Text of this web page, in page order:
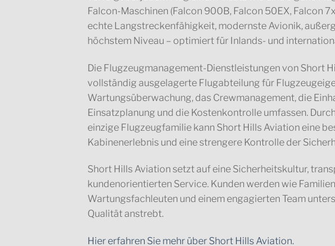
Falcon-Maschinen (Falcon 900B, Falcon 50EX, Falcon
echte Langstreckenfähigkeit, modernste Avionik,
höchstem Niveau – optimiert für Inlands- und
Die Flugzeugmanagement-Dienstleistungen von Short
vollständig ausgelagerte Flugabteilung für
Wartungsüberwachung, das Crewmanagement, die
Einsatzplanung und die Kostenkontrolle umfassen.
einzige Flugzeugfamilie kann Short Hills Aviation eine
Kabinenerlebnis und eine strengere Kontrolle der
Short Hills Aviation setzt auf eine Sicherheitskultur,
kundenorientierten Service. Kunden werden wie
Wartungsfachleuten und einem engagierten Team
Qualität anstrebt.
Hier erfahren Sie mehr über Short Hills Aviation.